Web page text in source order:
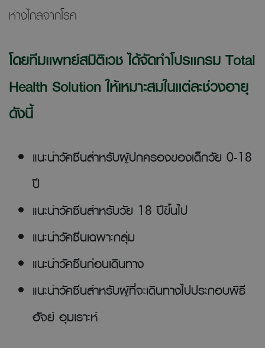
ห่างไกลจากโรค
โดยทีมแพทย์สมิติเวช ได้จัดทำโปรแกรม Total
Health Solution ให้เหมาะสมในแต่ละช่วงอายุ
ดังนี้
แนะนำวัคซีนสำหรับผู้ปกครองของเด็กวัย 0-18
ปี
แนะนำวัคซีนสำหรับวัย 18 ปีขึ้นไป
แนะนำวัคซีนเฉพาะกลุ่ม
แนะนำวัคซีนก่อนเดินทาง
แนะนำวัคซีนสำหรับผู้ที่จะเดินทางไปประกอบพิธี
ฮัจย์ อุมเราะห์